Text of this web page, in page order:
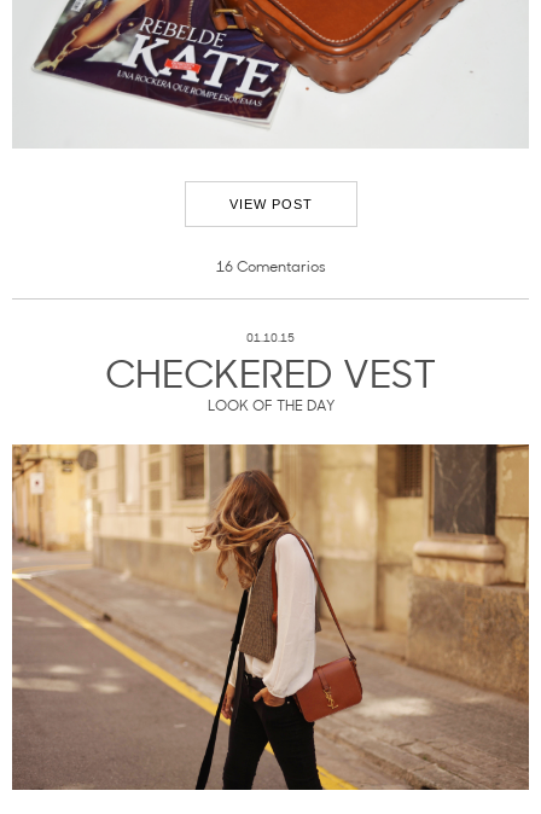
VIEW POST
16 Comentarios
01.10.15
CHECKERED VEST
LOOK OF THE DAY